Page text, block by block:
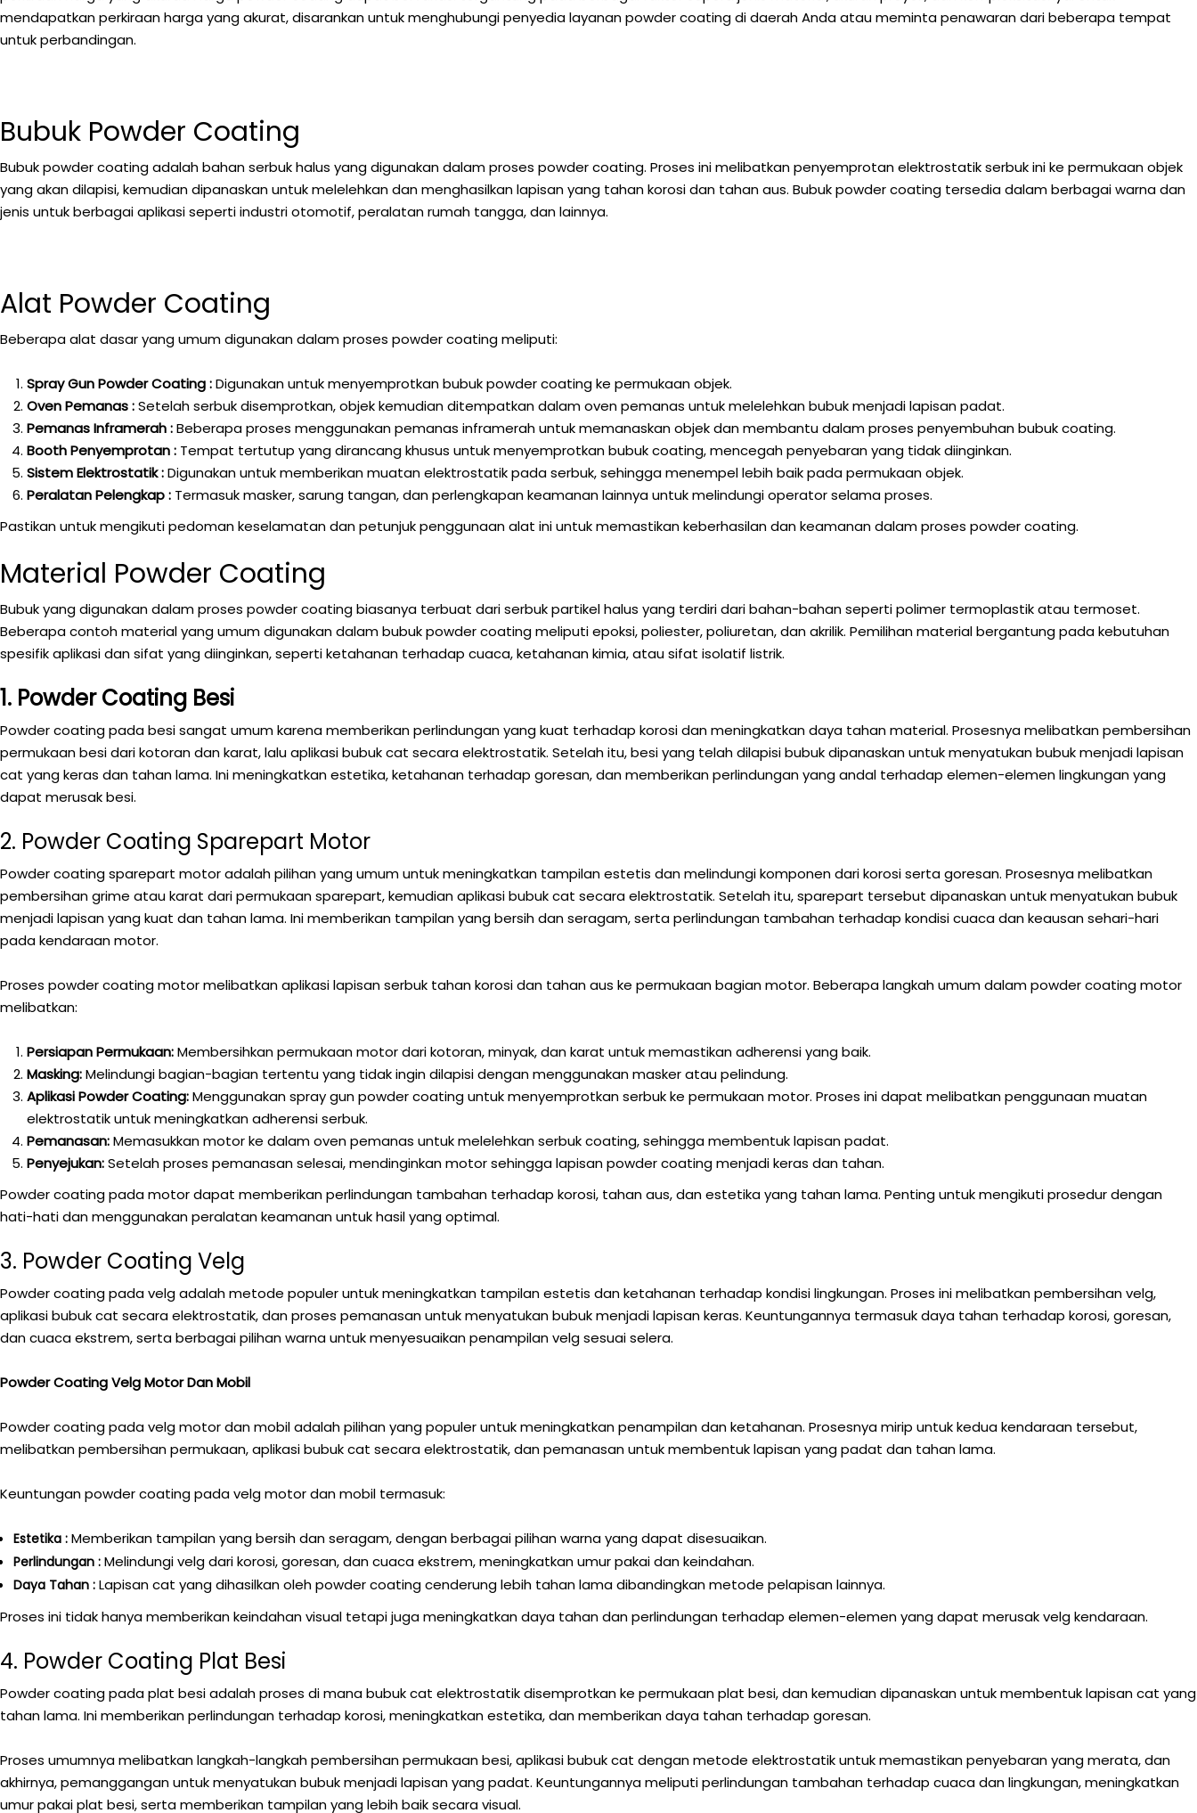
mendapatkan perkiraan harga yang akurat, disarankan untuk menghubungi penyedia layanan powder coating di daerah Anda atau meminta penawaran dari beberapa tempat
untuk perbandingan.
Bubuk Powder Coating
Bubuk powder coating adalah bahan serbuk halus yang digunakan dalam proses powder coating. Proses ini melibatkan penyemprotan elektrostatik serbuk ini ke permukaan objek
yang akan dilapisi, kemudian dipanaskan untuk melelehkan dan menghasilkan lapisan yang tahan korosi dan tahan aus. Bubuk powder coating tersedia dalam berbagai warna dan
jenis untuk berbagai aplikasi seperti industri otomotif, peralatan rumah tangga, dan lainnya.
Alat Powder Coating
Beberapa alat dasar yang umum digunakan dalam proses powder coating meliputi:
Spray Gun Powder Coating :Digunakan untuk menyemprotkan bubuk powder coating ke permukaan objek.
Oven Pemanas :Setelah serbuk disemprotkan, objek kemudian ditempatkan dalam oven pemanas untuk melelehkan bubuk menjadi lapisan padat.
Pemanas Inframerah :Beberapa proses menggunakan pemanas inframerah untuk memanaskan objek dan membantu dalam proses penyembuhan bubuk coating.
Booth Penyemprotan : Tempat tertutup yang dirancang khusus untuk menyemprotkan bubuk coating, mencegah penyebaran yang tidak diinginkan.
Sistem Elektrostatik :Digunakan untuk memberikan muatan elektrostatik pada serbuk, sehingga menempel lebih baik pada permukaan objek.
Peralatan Pelengkap : Termasuk masker, sarung tangan, dan perlengkapan keamanan lainnya untuk melindungi operator selama proses.
Pastikan untuk mengikuti pedoman keselamatan dan petunjuk penggunaan alat ini untuk memastikan keberhasilan dan keamanan dalam proses powder coating.
Material Powder Coating
Bubuk yang digunakan dalam proses powder coating biasanya terbuat dari serbuk partikel halus yang terdiri dari bahan-bahan seperti polimer termoplastik atau termoset.
Beberapa contoh material yang umum digunakan dalam bubuk powder coating meliputi epoksi, poliester, poliuretan, dan akrilik. Pemilihan material bergantung pada kebutuhan
spesifik aplikasi dan sifat yang diinginkan, seperti ketahanan terhadap cuaca, ketahanan kimia, atau sifat isolatif listrik.
1. Powder Coating Besi
Powder coating pada besi sangat umum karena memberikan perlindungan yang kuat terhadap korosi dan meningkatkan daya tahan material. Prosesnya melibatkan pembersihan
permukaan besi dari kotoran dan karat, lalu aplikasi bubuk cat secara elektrostatik. Setelah itu, besi yang telah dilapisi bubuk dipanaskan untuk menyatukan bubuk menjadi lapisan
cat yang keras dan tahan lama. Ini meningkatkan estetika, ketahanan terhadap goresan, dan memberikan perlindungan yang andal terhadap elemen-elemen lingkungan yang
dapat merusak besi.
2. Powder Coating Sparepart Motor
Powder coating sparepart motor adalah pilihan yang umum untuk meningkatkan tampilan estetis dan melindungi komponen dari korosi serta goresan. Prosesnya melibatkan
pembersihan grime atau karat dari permukaan sparepart, kemudian aplikasi bubuk cat secara elektrostatik. Setelah itu, sparepart tersebut dipanaskan untuk menyatukan bubuk
menjadi lapisan yang kuat dan tahan lama. Ini memberikan tampilan yang bersih dan seragam, serta perlindungan tambahan terhadap kondisi cuaca dan keausan sehari-hari
pada kendaraan motor.
Proses powder coating motor melibatkan aplikasi lapisan serbuk tahan korosi dan tahan aus ke permukaan bagian motor. Beberapa langkah umum dalam powder coating motor
melibatkan:
Persiapan Permukaan:Membersihkan permukaan motor dari kotoran, minyak, dan karat untuk memastikan adherensi yang baik.
Masking:Melindungi bagian-bagian tertentu yang tidak ingin dilapisi dengan menggunakan masker atau pelindung.
Aplikasi Powder Coating:Menggunakan spray gun powder coating untuk menyemprotkan serbuk ke permukaan motor. Proses ini dapat melibatkan penggunaan muatan
elektrostatik untuk meningkatkan adherensi serbuk.
Pemanasan:Memasukkan motor ke dalam oven pemanas untuk melelehkan serbuk coating, sehingga membentuk lapisan padat.
Penyejukan:Setelah proses pemanasan selesai, mendinginkan motor sehingga lapisan powder coating menjadi keras dan tahan.
Powder coating pada motor dapat memberikan perlindungan tambahan terhadap korosi, tahan aus, dan estetika yang tahan lama. Penting untuk mengikuti prosedur dengan
hati-hati dan menggunakan peralatan keamanan untuk hasil yang optimal.
3. Powder Coating Velg
Powder coating pada velg adalah metode populer untuk meningkatkan tampilan estetis dan ketahanan terhadap kondisi lingkungan. Proses ini melibatkan pembersihan velg,
aplikasi bubuk cat secara elektrostatik, dan proses pemanasan untuk menyatukan bubuk menjadi lapisan keras. Keuntungannya termasuk daya tahan terhadap korosi, goresan,
dan cuaca ekstrem, serta berbagai pilihan warna untuk menyesuaikan penampilan velg sesuai selera.
Powder Coating Velg Motor Dan Mobil
Powder coating pada velg motor dan mobil adalah pilihan yang populer untuk meningkatkan penampilan dan ketahanan. Prosesnya mirip untuk kedua kendaraan tersebut,
melibatkan pembersihan permukaan, aplikasi bubuk cat secara elektrostatik, dan pemanasan untuk membentuk lapisan yang padat dan tahan lama.
Keuntungan powder coating pada velg motor dan mobil termasuk:
Estetika : Memberikan tampilan yang bersih dan seragam, dengan berbagai pilihan warna yang dapat disesuaikan.
Perlindungan : Melindungi velg dari korosi, goresan, dan cuaca ekstrem, meningkatkan umur pakai dan keindahan.
Daya Tahan : Lapisan cat yang dihasilkan oleh powder coating cenderung lebih tahan lama dibandingkan metode pelapisan lainnya.
Proses ini tidak hanya memberikan keindahan visual tetapi juga meningkatkan daya tahan dan perlindungan terhadap elemen-elemen yang dapat merusak velg kendaraan.
4. Powder Coating Plat Besi
Powder coating pada plat besi adalah proses di mana bubuk cat elektrostatik disemprotkan ke permukaan plat besi, dan kemudian dipanaskan untuk membentuk lapisan cat yang
tahan lama. Ini memberikan perlindungan terhadap korosi, meningkatkan estetika, dan memberikan daya tahan terhadap goresan.
Proses umumnya melibatkan langkah-langkah pembersihan permukaan besi, aplikasi bubuk cat dengan metode elektrostatik untuk memastikan penyebaran yang merata, dan
akhirnya, pemanggangan untuk menyatukan bubuk menjadi lapisan yang padat. Keuntungannya meliputi perlindungan tambahan terhadap cuaca dan lingkungan, meningkatkan
umur pakai plat besi, serta memberikan tampilan yang lebih baik secara visual.